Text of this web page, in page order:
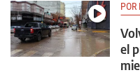
POR
el